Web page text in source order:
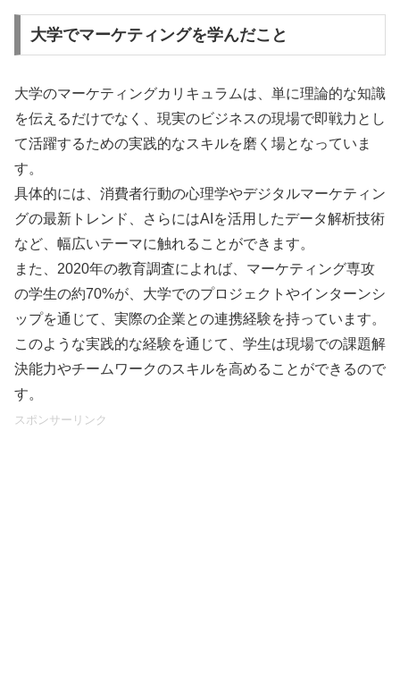
大学でマーケティングを学んだこと
大学のマーケティングカリキュラムは、単に理論的な知識
を伝えるだけでなく、現実のビジネスの現場で即戦力とし
て活躍するための実践的なスキルを磨く場となっていま
す。
具体的には、消費者行動の心理学やデジタルマーケティン
グの最新トレンド、さらにはAIを活用したデータ解析技術
など、幅広いテーマに触れることができます。
また、2020年の教育調査によれば、マーケティング専攻
の学生の約70%が、大学でのプロジェクトやインターンシ
ップを通じて、実際の企業との連携経験を持っています。
このような実践的な経験を通じて、学生は現場での課題解
決能力やチームワークのスキルを高めることができるので
す。
スポンサーリンク